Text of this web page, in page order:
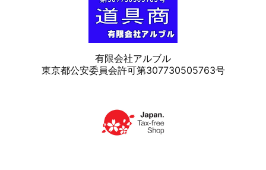
有限会社アルブル
東京都公安委員会許可第307730505763号